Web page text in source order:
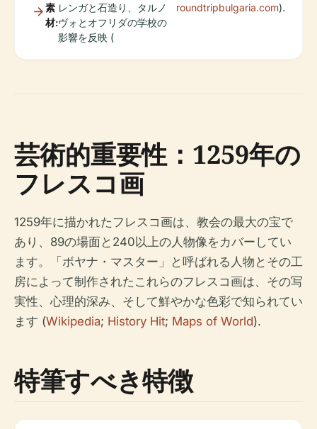
素
材:
レンガと石造り、タルノ
ヴォとオフリダの学校の
影響を反映 (
roundtripbulgaria.com).
芸術的重要性：1259年の
フレスコ画
1259年に描かれたフレスコ画は、教会の最大の宝で
あり、89の場面と240以上の人物像をカバーしてい
ます。「ボヤナ・マスター」と呼ばれる人物とその工
房によって制作されたこれらのフレスコ画は、その写
実性、心理的深み、そして鮮やかな色彩で知られてい
ます (Wikipedia; History Hit; Maps of World).
特筆すべき特徴